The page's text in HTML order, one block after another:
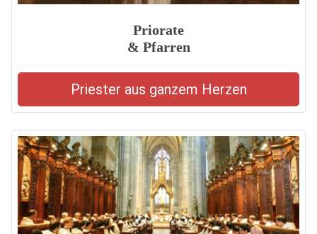
Priorate
& Pfarren
Priester aus ganzem Herzen